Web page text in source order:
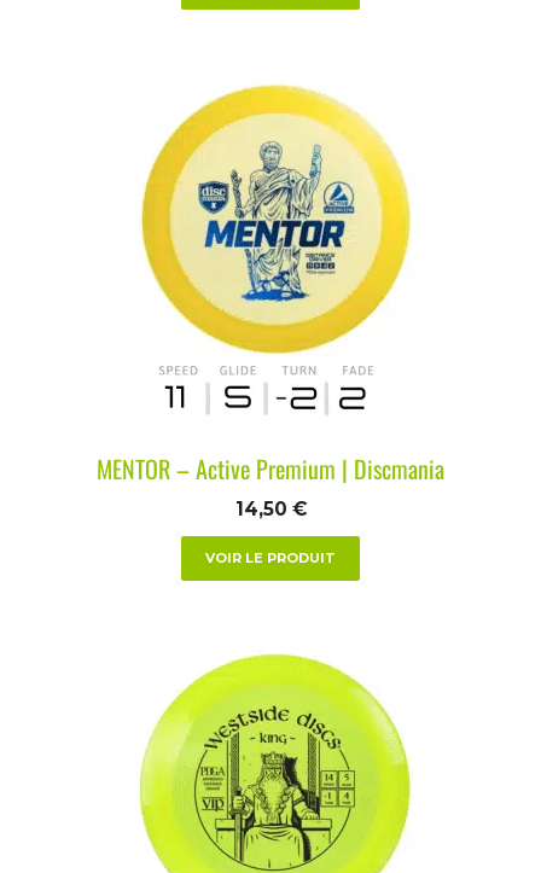
MENTOR – Active Premium | Discmania
14,50 €
VOIR LE PRODUIT